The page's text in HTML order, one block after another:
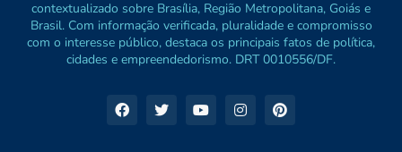
contextualizado sobre Brasília, Região Metropolitana, Goiás e
Brasil. Com informação verificada, pluralidade e compromisso
com o interesse público, destaca os principais fatos de política,
cidades e empreendedorismo. DRT 0010556/DF.